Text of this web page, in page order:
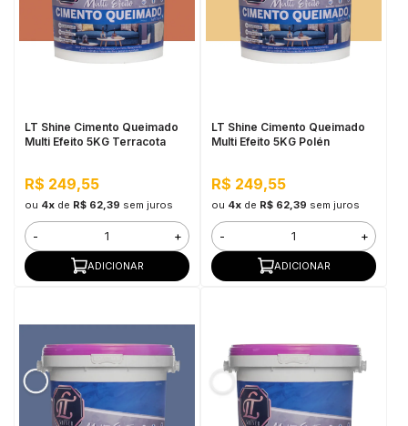
LT Shine Cimento Queimado
Multi Efeito 5KG Terracota
R$ 249,55
ou 4xde R$ 62,39 sem juros
- +
ADICIONAR
LT Shine Cimento Queimado
Multi Efeito 5KG Polén
R$ 249,55
ou 4xde R$ 62,39 sem juros
- +
ADICIONAR